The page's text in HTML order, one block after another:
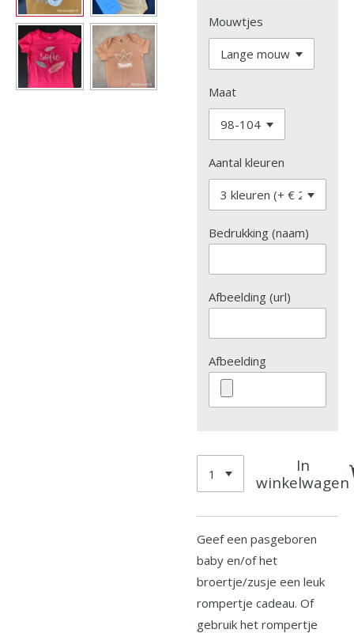
Mouwtjes
Maat
Aantal kleuren
Bedrukking (naam)
Afbeelding (url)
Afbeelding
In
winkelwagen
Geef een pasgeboren
baby en/of het
broertje/zusje een leuk
rompertje cadeau. Of
gebruik het rompertje